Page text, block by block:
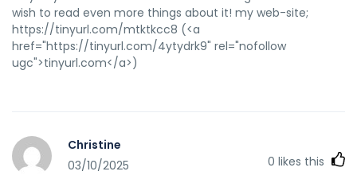
wish to read even more things about it! my web-site;
https://tinyurl.com/mtktkcc8 (<a
href="https://tinyurl.com/4ytydrk9" rel="nofollow
ugc">tinyurl.com</a>)
Christine
03/10/2025
0 likes this